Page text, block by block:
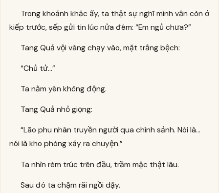
Trong khoảnh khắc ấy, ta thật sự nghĩ mình vẫn còn ở
kiếp trước, sếp gửi tin lúc nửa đêm: “Em ngủ chưa?”
Tang Quả vội vàng chạy vào, mặt trắng bệch:
“Chủ tử…”
Ta nằm yên không động.
Tang Quả nhỏ giọng:
“Lão phu nhân truyền người qua chính sảnh. Nói là…
nói là kho phòng xảy ra chuyện.”
Ta nhìn rèm trúc trên đầu, trầm mặc thật lâu.
Sau đó ta chậm rãi ngồi dậy.